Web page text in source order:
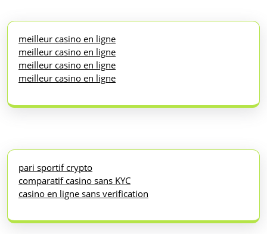
meilleur casino en ligne
meilleur casino en ligne
meilleur casino en ligne
meilleur casino en ligne
pari sportif crypto
comparatif casino sans KYC
casino en ligne sans verification